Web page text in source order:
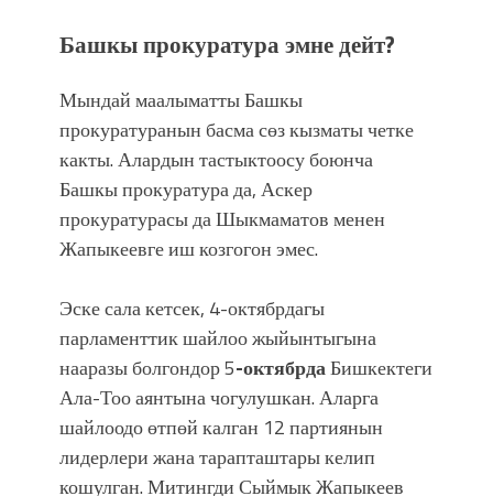
Башкы прокуратура эмне дейт?
Мындай маалыматты Башкы
прокуратуранын басма сөз кызматы четке
какты. Алардын тастыктоосу боюнча
Башкы прокуратура да, Аскер
прокуратурасы да Шыкмаматов менен
Жапыкеевге иш козгогон эмес.
Эске сала кетсек, 4-октябрдагы
парламенттик шайлоо жыйынтыгына
нааразы болгондор 5-октябрдаБишкектеги
Ала-Тоо аянтына чогулушкан. Аларга
шайлоодо өтпөй калган 12 партиянын
лидерлери жана тарапташтары келип
кошулган. Митингди Сыймык Жапыкеев